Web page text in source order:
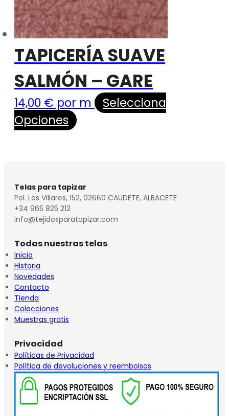
TAPICERÍA SUAVE
SALMÓN – GARE
14,00 € por m
Selecciona
Opciones
Telas para tapizar
Pol. Los Villares, 152, 02660 CAUDETE, ALBACETE
+34 965 825 212
info@tejidosparatapizar.com
Todas nuestras telas
Inicio
Historia
Novedades
Contacto
Tienda
Colecciones
Muestras gratis
Privacidad
Políticas de Privacidad
Política de devoluciones y reembolsos